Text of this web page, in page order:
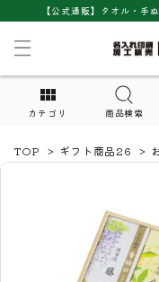
【公式通販】タオル・手
カテゴリ 商品検索
TOP > ギフト商品26 >